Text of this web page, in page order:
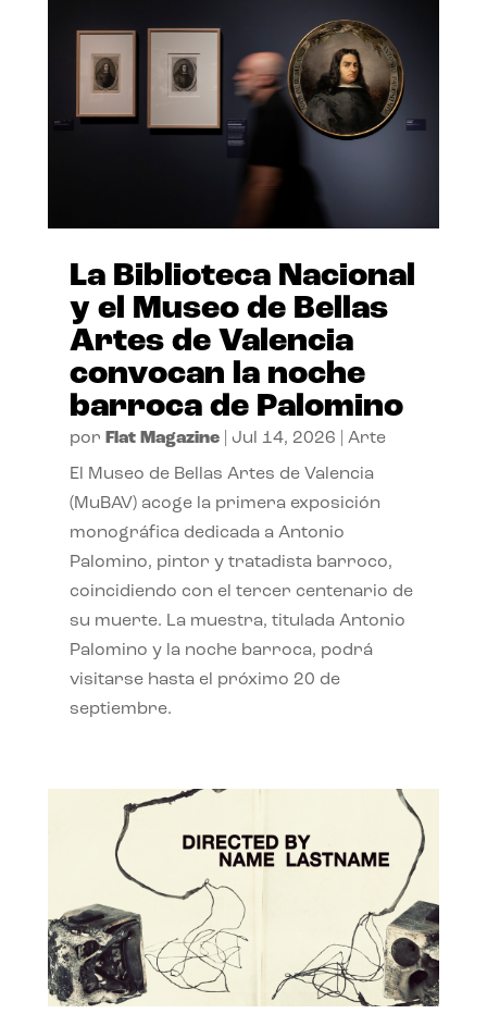
La Biblioteca Nacional
y el Museo de Bellas
Artes de Valencia
convocan la noche
barroca de Palomino
por Flat Magazine| Jul 14, 2026 Arte
El Museo de Bellas Artes de Valencia
(MuBAV) acoge la primera exposición
monográfica dedicada a Antonio
Palomino, pintor y tratadista barroco,
coincidiendo con el tercer centenario de
su muerte. La muestra, titulada Antonio
Palomino y la noche barroca, podrá
visitarse hasta el próximo 20 de
septiembre.